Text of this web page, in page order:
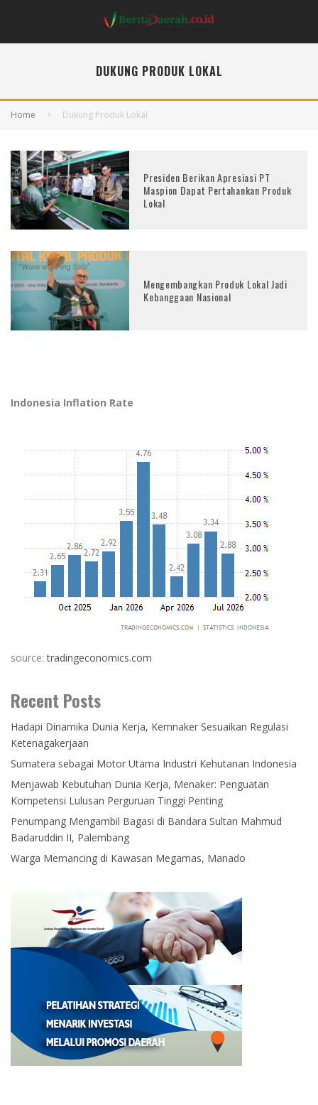
DUKUNG PRODUK LOKAL
Home Dukung Produk Lokal
Presiden Berikan Apresiasi PT
Maspion Dapat Pertahankan Produk
Lokal
Mengembangkan Produk Lokal Jadi
Kebanggaan Nasional
Indonesia Inflation Rate
source:tradingeconomics.com
Recent Posts
Hadapi Dinamika Dunia Kerja, Kemnaker Sesuaikan Regulasi
Ketenagakerjaan
Sumatera sebagai Motor Utama Industri Kehutanan Indonesia
Menjawab Kebutuhan Dunia Kerja, Menaker: Penguatan
Kompetensi Lulusan Perguruan Tinggi Penting
Penumpang Mengambil Bagasi di Bandara Sultan Mahmud
Badaruddin II, Palembang
Warga Memancing di Kawasan Megamas, Manado